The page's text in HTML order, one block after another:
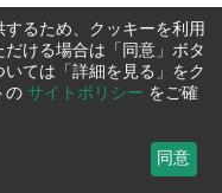
るため、クッキーを利用
ける場合は「同意」ボタ
ては「詳細を見る」をク
の サイトポリシー をご確
同意